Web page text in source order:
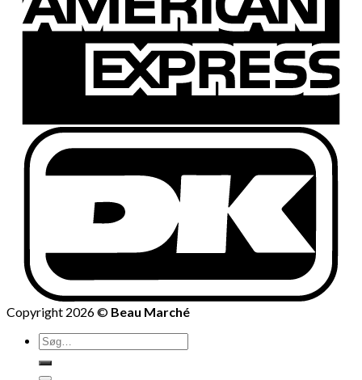
Copyright 2026 © Beau Marché
Søg
efter: